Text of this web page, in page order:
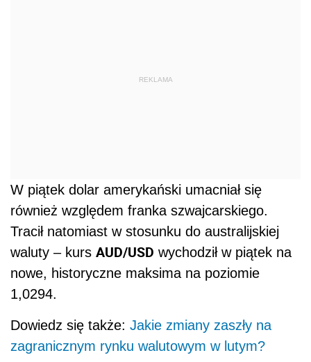
REKLAMA
W piątek dolar amerykański umacniał się
również względem franka szwajcarskiego.
Tracił natomiast w stosunku do australijskiej
waluty – kurs AUD/USD wychodził w piątek na
nowe, historyczne maksima na poziomie
1,0294.
Dowiedz się także: Jakie zmiany zaszły na
zagranicznym rynku walutowym w lutym?